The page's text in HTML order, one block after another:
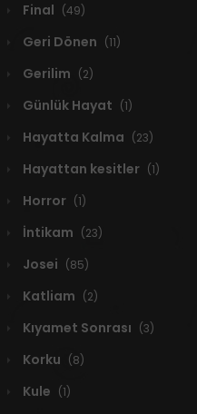
Final (49)
Geri Dönen (11)
Gerilim (2)
Günlük Hayat (1)
Hayatta Kalma (23)
Hayattan kesitler (1)
Horror (1)
İntikam (23)
Josei (85)
Katliam (2)
Kıyamet Sonrası (3)
Korku (8)
Kule (1)